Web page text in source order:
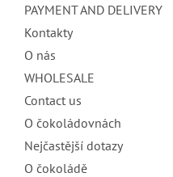
PAYMENT AND DELIVERY
Kontakty
O nás
WHOLESALE
Contact us
O čokoládovnách
Nejčastější dotazy
O čokoládě